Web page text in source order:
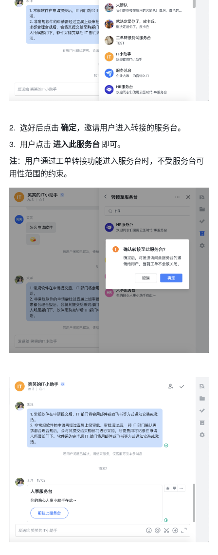
选好后点击 确定，邀请用户进入转接的服务台。
用户点击 进入此服务台 即可。
注：用户通过工单转接功能进入服务台时，不受服务台可
用性范围的约束。